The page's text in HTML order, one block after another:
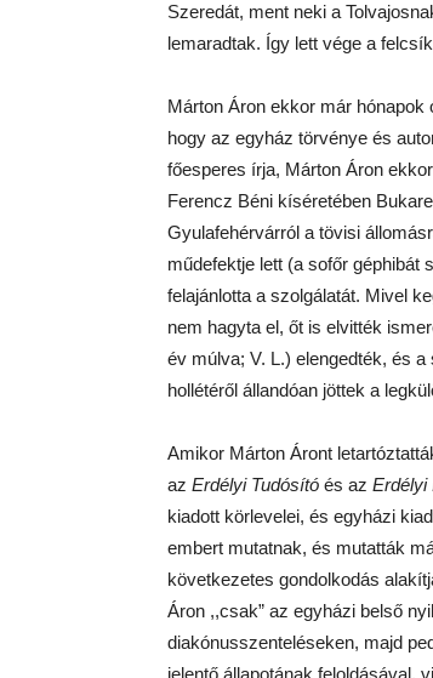
Szeredát, ment neki a
lemaradtak. Így lett vége a
Márton Áron ekkor már hónapok
hogy az egyház törvénye és
főesperes írja, Márton Áron
Ferencz Béni kíséretében
Gyulafehérvárról a tövisi
műdefektje lett (a sofőr géphibát
felajánlotta a szolgálatát. Mivel
nem hagyta el, őt is elvitték
év múlva; V. L.) elengedték, és
hollétéről állandóan jöttek a
Amikor Márton Áront
az Erdélyi Tudósító és az Erdélyi
kiadott körlevelei, és egyházi
embert mutatnak, és mutatták
következetes gondolkodás
Áron ,,csak” az egyházi belső
diakónusszenteléseken, majd
jelentő állapotának feloldásával,